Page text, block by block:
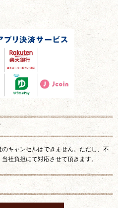
キャンセルはできません。ただし、不
社負担にて対応させて頂きます。